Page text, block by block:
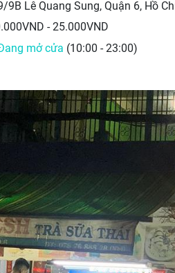
9B Lê Quang Sung, Quận 6, Hồ
- 25.000VND
mở cửa (10:00 - 23:00)